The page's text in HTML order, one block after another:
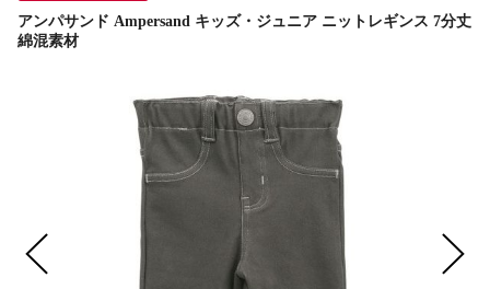
アンパサンド Ampersand キッズ・ジュニア ニットレギンス 7分丈
綿混素材